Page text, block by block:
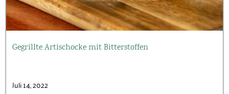
Gegrillte Artischocke mit Bitterstoffen
Juli 14, 2022